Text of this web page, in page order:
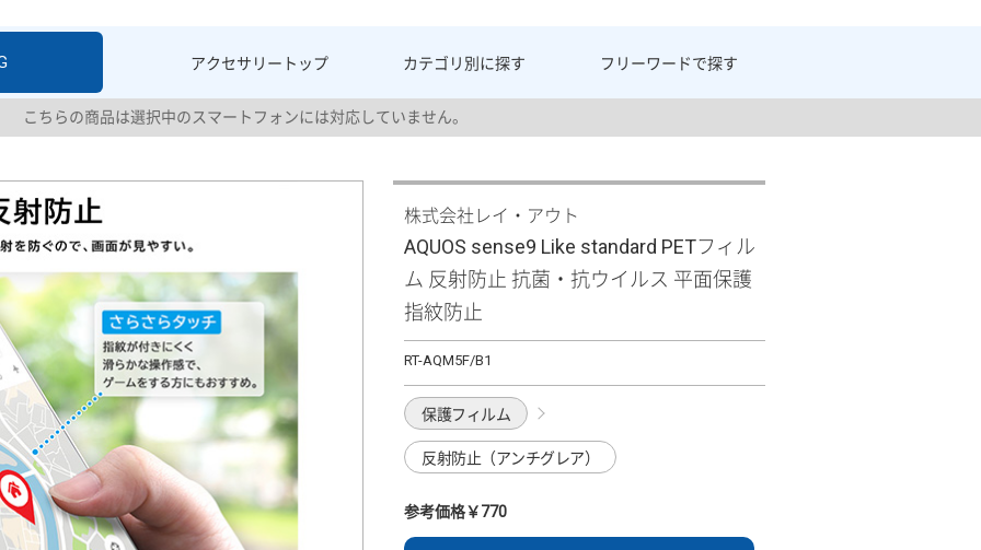
アクセサリー トップ カテゴリ別に探す フリーワードで探す
こちらの商品は選択中のスマートフォンには対応していません。
株式会社レイ・アウト
AQUOS sense9 Like standard PETフィル
ム 反射防止 抗菌・抗ウイルス 平面保護
指紋防止
RT-AQM5F/B1
保護フィルム
反射防止（アンチグレア）
参考価格￥770